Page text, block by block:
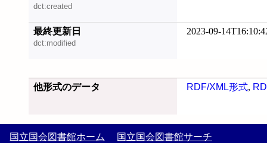
dct:created
最終更新日
dct:modified
2023-09-
他形式のデータ RDF/XML形式,
国立国会図書館ホーム 国立国会図書館サーチ